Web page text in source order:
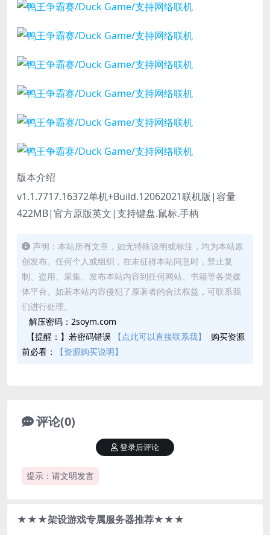
版本介绍
v1.1.7717.16372单机+Build.12062021联机版|容量
422MB|官方原版英文|支持键盘.鼠标.手柄
声明：本站所有文章，如无特殊说明或标注，均为本站原
创发布。任何个人或组织，在未征得本站同意时，禁止复
制、盗用、采集、发布本站内容到任何网站、书籍等各类媒
体平台。如若本站内容侵犯了原著者的合法权益，可联系我
们进行处理。
解压密码：2soym.com
【提醒：】若密码错误
【点此可以直接联系我】
购买资源
前必看：
【资源购买说明】
评论(0)
提示：请文明发言
登录后评论
★★★架设游戏专属服务器推荐★★★